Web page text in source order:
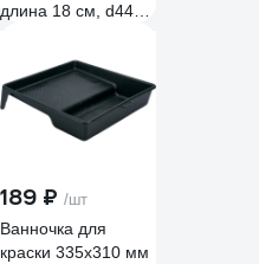
длина 18 см, d44
цельного волокна
0119-734418
189 ₽ /шт
Ванночка для
краски 335х310 мм